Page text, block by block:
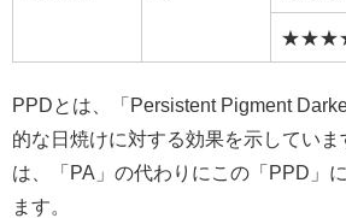
PPDとは、「Persistent Pigment
的な日焼けに対する効果を示してい
は、「PA」の代わりにこの「PPD」
ます。